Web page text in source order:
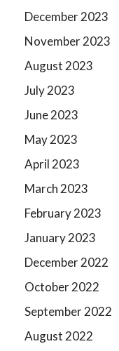
December 2023
November 2023
August 2023
July 2023
June 2023
May 2023
April 2023
March 2023
February 2023
January 2023
December 2022
October 2022
September 2022
August 2022